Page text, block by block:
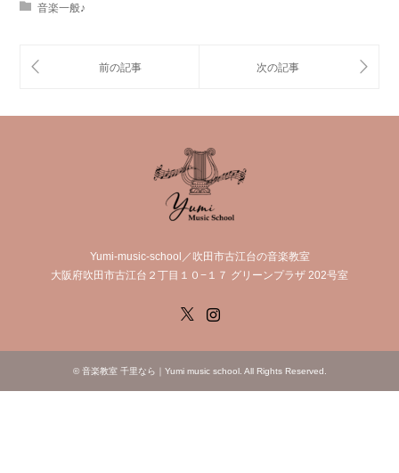
音楽一般♪
Yumi-music-school／吹田市古江台の音楽教室
大阪府吹田市古江台２丁目１０−１７ グリーンプラザ 202号室
© 音楽教室 千里なら｜Yumi music school. All Rights Reserved.